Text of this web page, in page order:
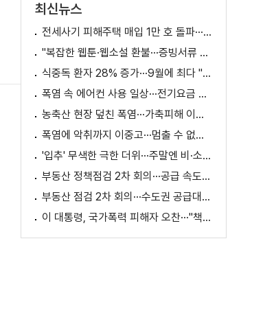
최신뉴스
전세사기 피해주택 매입 1만 호 돌파···피해 지원 속도
"복잡한 웹툰·웹소설 환불···증빙서류 요구까지"
식중독 환자 28% 증가···9월에 최다 "입추 방심 금물"
폭염 속 에어컨 사용 일상···전기요금 줄이려면?
농축산 현장 덮친 폭염···가축피해 이틀 새 28만 마리↑
폭염에 악취까지 이중고···멈출 수 없는 필수노동
'입추' 무색한 극한 더위···주말엔 비·소나기
부동산 정책점검 2차 회의···공급 속도전 본격화하나
부동산 점검 2차 회의···수도권 공급대책 논의
이 대통령, 국가폭력 피해자 오찬···"책임지고 치유"